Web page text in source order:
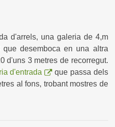
d'arrels, una galeria de 4,m
desemboca en una altra
d'uns 3 metres de recorregut.
d'entrada
que passa dels
al fons, trobant mostres de